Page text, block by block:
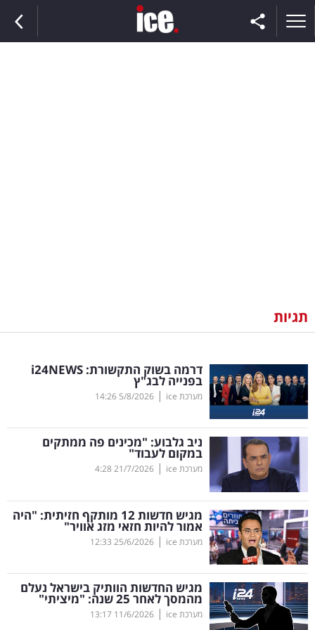
וצרכנות
דיגיטל
וטק
שיווק
ופרסום
משפט
מדדים
ומחקרים
דעות
רכילות
תגיות
דרמה בשוק התקשורת: i24NEWS
בפנייה לבג"ץ
מערכת ice |
5/8/2026
14:26
ניב גלבוע: "מכינים פה ממתקים
במקום לעבוד"
מערכת ice |
21/7/2026
4:28
מגיש חדשות 12 מותקף חזיתית: "היה
אמור להיות חזאי מזג אוויר"
מערכת ice |
25/6/2026
12:33
מגיש החדשות הוותיק בישראל נעלם
מהמסך לאחר 25 שנה: "מיציתי"
מערכת ice |
11/6/2026
13:17